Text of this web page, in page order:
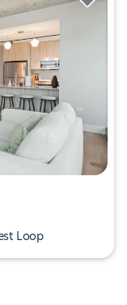
Loop